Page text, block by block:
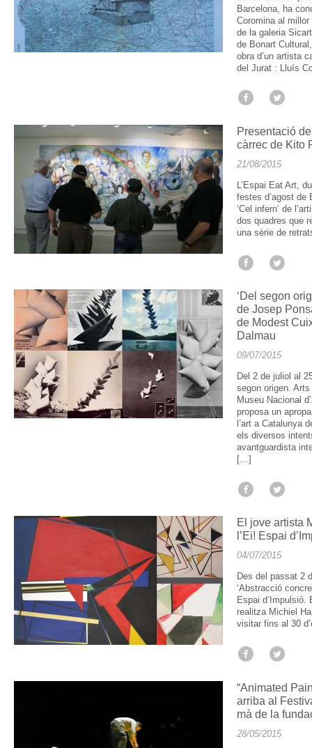
Barcelona, ha
Coromina al
de la galeria
de Bonart
obra d’un artista
del Jurat : Lluís
Presentació
càrrec de Kito
21/08/2015
L’Espai Eat Art,
festes d’agost de
‘Cel infern’ de
dos quadres que
una sèrie de
‘Del segon
de Josep
de Modest
Dalmau
09/07/2015
Del 2 de juliol al
segon origen. Arts
Museu Nacional
proposa un
l’art a Catalunya
els diversos
avantguardista
[…]
El jove artista
l’Ei! Espai
04/07/2015
Des del passat 2
‘Abstracció
Espai
realitza Michiel
visitar fins al 30
“Animated
arriba al
mà de la
28/05/2015